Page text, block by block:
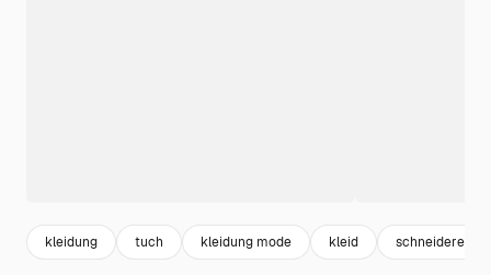
kleidung tuch kleidung mode kleid schneiderei